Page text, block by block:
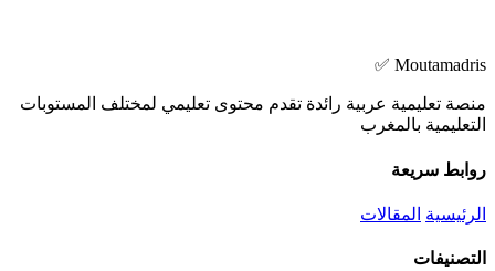
Moutamadris ✅
منصة تعليمية عربية رائدة تقدم محتوى تعليمي لمختلف المستوبات
التعليمية بالمغرب
روابط سريعة
الرئيسية المقالات
التصنيفات